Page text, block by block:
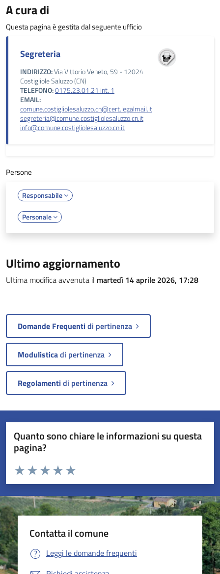
A cura di
Questa pagina è gestita dal seguente ufficio
Segreteria
INDIRIZZO:Via Vittorio Veneto, 59 - 12024
Costigliole Saluzzo (CN)
TELEFONO:0175.23.01.21 int. 1
EMAIL:
comune.costigliolesaluzzo.cn@cert.legalmail.it
segreteria@comune.costigliolesaluzzo.cn.it
info@comune.costigliolesaluzzo.cn.it
Persone
Responsabile
Personale
Ultimo aggiornamento
Ultima modifica avvenuta il martedì 14 aprile 2026, 17:28
Domande Frequentidi pertinenza
Modulisticadi pertinenza
Regolamentidi pertinenza
Quanto sono chiare le informazioni su questa
pagina?
Valuta da 1 a 5 stelle la pagina
Valuta 5 stelle su 5
Valuta 4 stelle su 5
Valuta 3 stelle su 5
Valuta 2 stelle su 5
Valuta 1 stelle su 5
Contatta il comune
Leggi le domande frequenti